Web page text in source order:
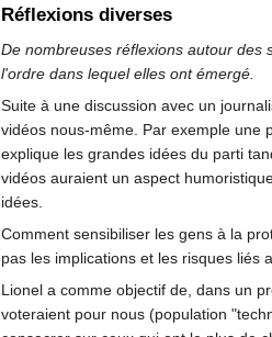
Réflexions diverses
De nombreuses réflexions autour des
l'ordre dans lequel elles ont émergé.
Suite à une discussion avec un
vidéos nous-même. Par exemple une
explique les grandes idées du parti
vidéos auraient un aspect
idées.
Comment sensibiliser les gens à la
pas les implications et les risques liés
Lionel a comme objectif de, dans un
voteraient pour nous (population